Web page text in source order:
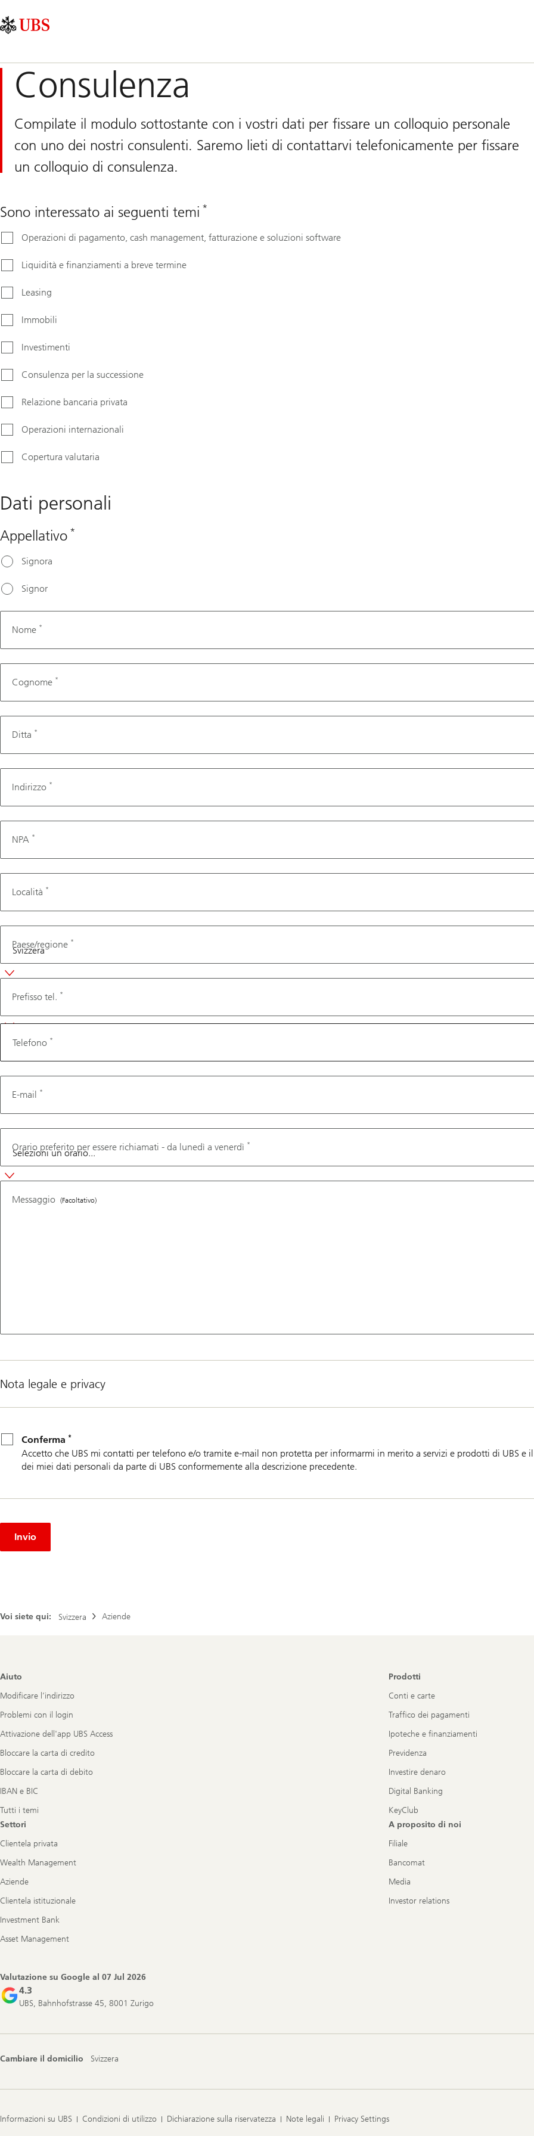
Area
principale
Consulenza
Compilate il modulo sottostante con i vostri dati per fissare un colloquio personale
con uno dei nostri consulenti. Saremo lieti di contattarvi telefonicamente per fissare
un colloquio di consulenza.
Sono interessato ai seguenti temi *
Operazioni di pagamento, cash management, fatturazione e soluzioni software
Liquidità e finanziamenti a breve termine
Leasing
Immobili
Investimenti
Consulenza per la successione
Relazione bancaria privata
Operazioni internazionali
Copertura valutaria
Dati personali
Appellativo *
Signora
Signor
Nome *
Cognome *
Ditta *
Indirizzo *
NPA *
Località *
Paese/regione *
Telefono
Prefisso tel. *
Telefono *
E-mail *
Orario preferito per essere richiamati - da lunedì a venerdì *
Messaggio (Facoltativo)
Nota legale e privacy
Conferma
Conferma *
Accetto che UBS mi contatti per telefono e/o tramite e-mail non protetta per informarmi in merito a servizi e prodotti di UBS e
dei miei dati personali da parte di UBS conformemente alla descrizione precedente.
Invio
Voi siete qui: Svizzera Aziende
Footer
Aiuto
Modificare l’indirizzo
Problemi con il login
Attivazione dell'app UBS Access
Bloccare la carta di credito
Bloccare la carta di debito
IBAN e BIC
Tutti i temi
Prodotti
Conti e carte
Traffico dei pagamenti
Ipoteche e finanziamenti
Previdenza
Investire denaro
Digital Banking
KeyClub
Settori
Clientela privata
Wealth Management
Aziende
Clientela istituzionale
Investment Bank
Asset Management
A proposito di noi
Filiale
Bancomat
Media
Investor relations
Valutazione su Google al 07 Jul 2026
4.3
UBS, Bahnhofstrasse 45, 8001 Zurigo
Cambiare il domicilio Svizzera
Informazioni su UBS Condizioni di utilizzo Dichiarazione sulla riservatezza Note legali Privacy Settings